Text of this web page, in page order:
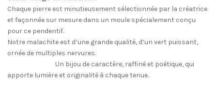
220,00€
à
Chaque pierre est minutieusement sélectionnée par la créatrice
et façonnée sur mesure dans un moule spécialement conçu
pour ce pendentif.
Notre malachite est d’une grande qualité, d’un vert puissant,
ornée de multiples nervures.
Un bijou de caractère, raffiné et poétique, qui
apporte lumière et originalité à chaque tenue.